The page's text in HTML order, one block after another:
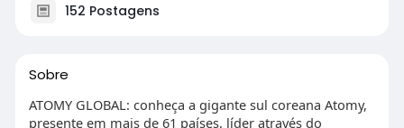
152 Postagens
Sobre
ATOMY GLOBAL: conheça a gigante sul coreana Atomy,
presente em mais de 61 países, líder através do